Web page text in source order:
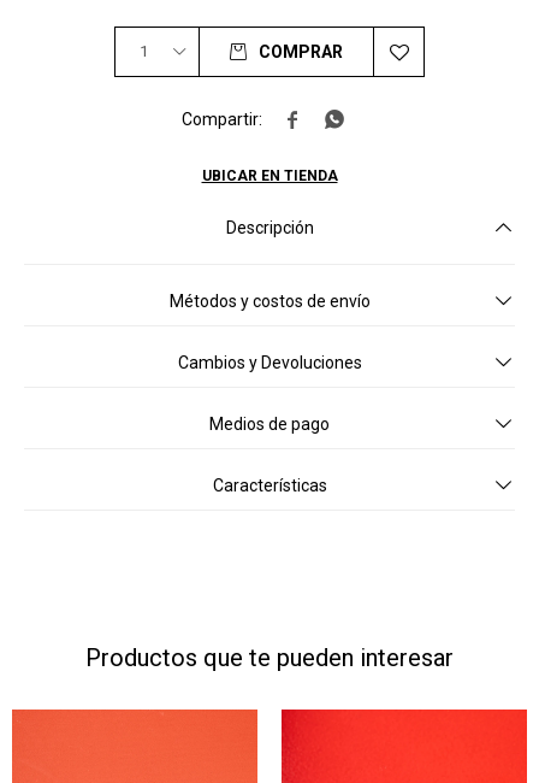
1 COMPRAR
 
UBICAR EN TIENDA
Descripción
Métodos y costos de envío
Cambios y Devoluciones
Medios de pago
Características
Productos que te pueden interesar